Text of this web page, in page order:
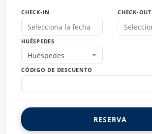
CHECK-IN CHECK-OUT
HUÉSPEDES
Huéspedes
CÓDIGO DE DESCUENTO
RESERVA